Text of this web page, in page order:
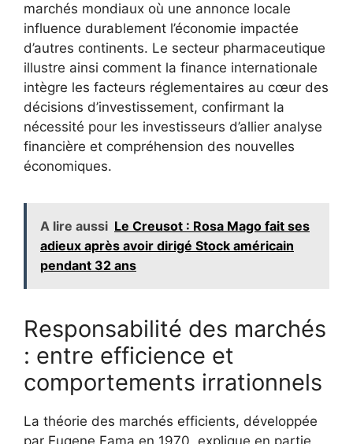
marchés mondiaux où une annonce locale
influence durablement l’économie impactée
d’autres continents. Le secteur pharmaceutique
illustre ainsi comment la finance internationale
intègre les facteurs réglementaires au cœur des
décisions d’investissement, confirmant la
nécessité pour les investisseurs d’allier analyse
financière et compréhension des nouvelles
économiques.
A lire aussi Le Creusot : Rosa Mago fait ses
adieux après avoir dirigé Stock américain
pendant 32 ans
Responsabilité des marchés
: entre efficience et
comportements irrationnels
La théorie des marchés efficients, développée